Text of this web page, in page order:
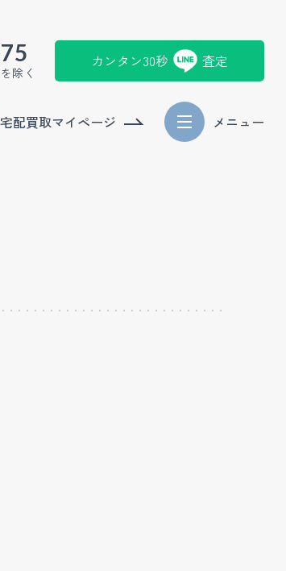
除く
カンタン30秒 査定
宅配買取マイページ メニュー